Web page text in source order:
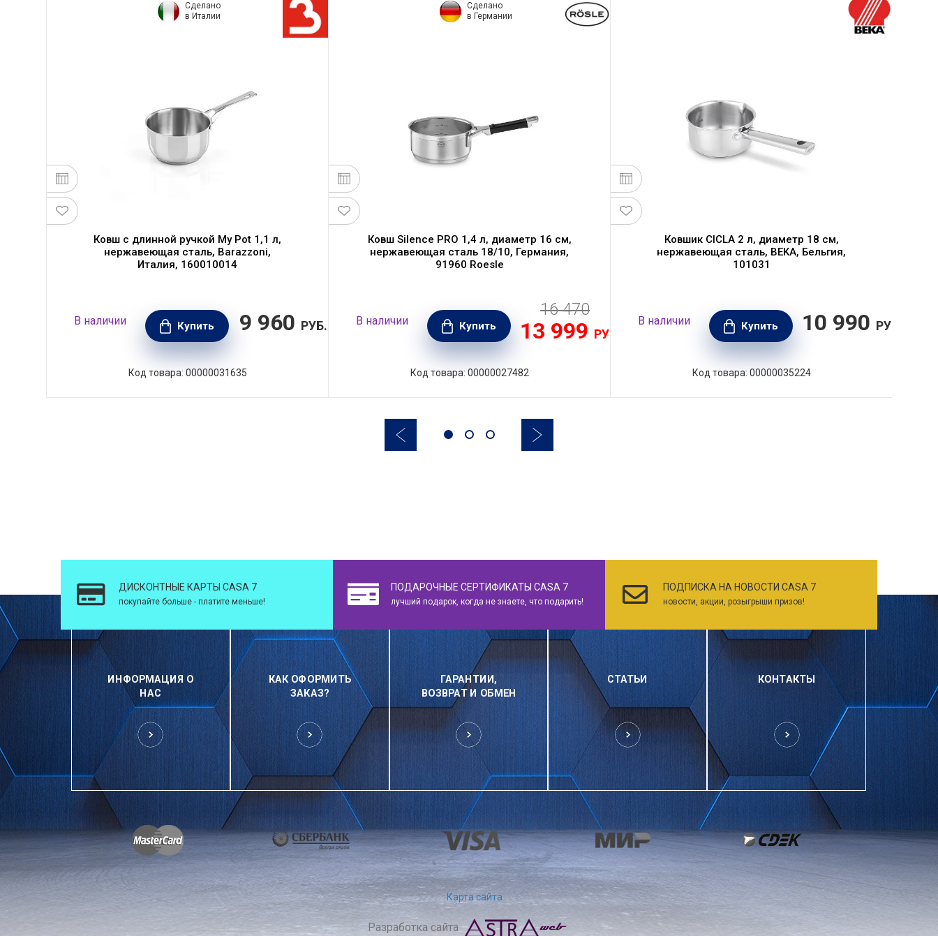
Сделано
в Италии
Ковш с длинной ручкой My Pot 1,1 л,
нержавеющая сталь, Barazzoni,
Италия, 160010014
В наличии Купить 9 960 РУБ.
Код товара: 00000031635
Сделано
в Германии
Ковш Silence PRO 1,4 л, диаметр 16 см,
нержавеющая сталь 18/10, Германия,
91960 Roesle
В наличии Купить
16 470
13 999 РУБ.
Код товара: 00000027482
Ковшик CICLA 2 л, диаметр 18 см,
нержавеющая сталь, BEKA, Бельгия,
101031
В наличии Купить 10 990 РУБ.
Код товара: 00000035224
ДИСКОНТНЫЕ КАРТЫ CASA 7
покупайте больше - платите меньше!
ПОДАРОЧНЫЕ СЕРТИФИКАТЫ CASA 7
лучший подарок, когда не знаете, что подарить!
ПОДПИСКА НА НОВОСТИ CASA 7
новости, акции, розыгрыши призов!
ИНФОРМАЦИЯ О
НАС
КАК ОФОРМИТЬ
ЗАКАЗ?
ГАРАНТИИ,
ВОЗВРАТ И ОБМЕН
СТАТЬИ КОНТАКТЫ
Карта сайта
Разработка сайта